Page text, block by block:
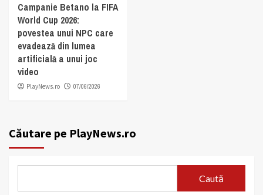
Campanie Betano la FIFA
World Cup 2026:
povestea unui NPC care
evadează din lumea
artificială a unui joc
video
PlayNews.ro 07/06/2026
Căutare pe PlayNews.ro
Caută